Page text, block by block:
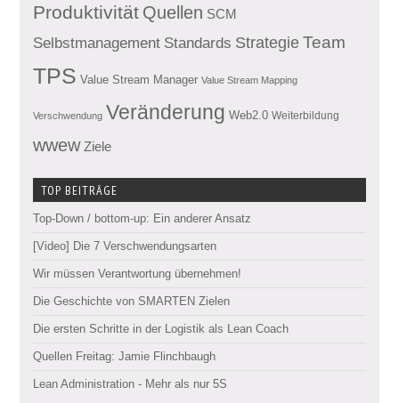
Produktivität Quellen SCM
Selbstmanagement Standards Strategie Team
TPS Value Stream Manager Value Stream Mapping
Verschwendung Veränderung Web2.0 Weiterbildung
wwew Ziele
TOP BEITRÄGE
Top-Down / bottom-up: Ein anderer Ansatz
[Video] Die 7 Verschwendungsarten
Wir müssen Verantwortung übernehmen!
Die Geschichte von SMARTEN Zielen
Die ersten Schritte in der Logistik als Lean Coach
Quellen Freitag: Jamie Flinchbaugh
Lean Administration - Mehr als nur 5S